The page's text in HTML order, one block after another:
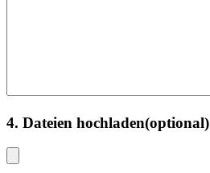
4. Dateien hochladen(optional)